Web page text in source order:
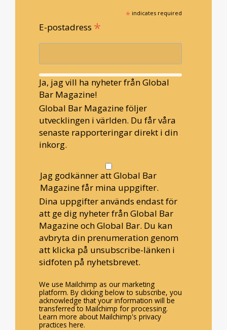
* indicates required
E-postadress *
Ja, jag vill ha nyheter från Global
Bar Magazine!
Global Bar Magazine följer
utvecklingen i världen. Du får våra
senaste rapporteringar direkt i din
inkorg.
Jag godkänner att Global Bar
Magazine får mina uppgifter.
Dina uppgifter används endast för
att ge dig nyheter från Global Bar
Magazine och Global Bar. Du kan
avbryta din prenumeration genom
att klicka på unsubscribe-länken i
sidfoten på nyhetsbrevet.
We use Mailchimp as our marketing
platform. By clicking below to subscribe, you
acknowledge that your information will be
transferred to Mailchimp for processing.
Learn more about Mailchimp's privacy
practices here.